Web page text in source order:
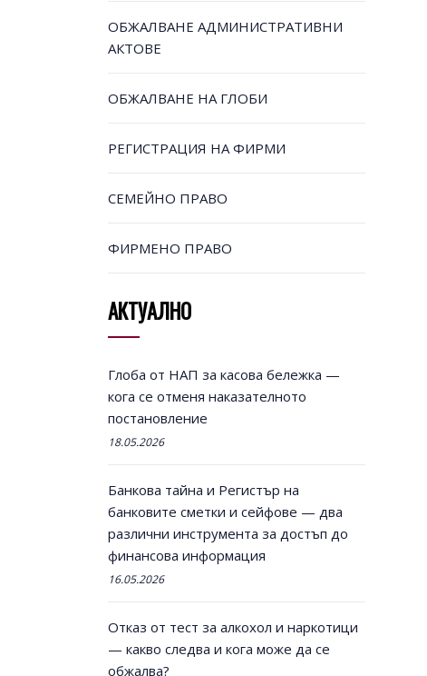
ОБЖАЛВАНЕ АДМИНИСТРАТИВНИ
АКТОВЕ
ОБЖАЛВАНЕ НА ГЛОБИ
РЕГИСТРАЦИЯ НА ФИРМИ
СЕМЕЙНО ПРАВО
ФИРМЕНО ПРАВО
АКТУАЛНО
Глоба от НАП за касова бележка —
кога се отменя наказателното
постановление
18.05.2026
Банкова тайна и Регистър на
банковите сметки и сейфове — два
различни инструмента за достъп до
финансова информация
16.05.2026
Отказ от тест за алкохол и наркотици
— какво следва и кога може да се
обжалва?